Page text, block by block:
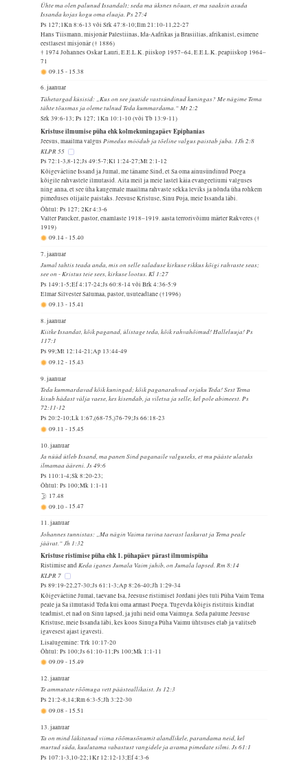
Ühte ma olen palunud Issandalt; seda ma üksnes nõuan, et ma saaksin asuda
Issanda kojas kogu oma eluaja. Ps 27:4
Ps 127;1Kn 8:6-13 või Srk 47:8-10;Ilm 21:10-11,22-27
Hans Tiismann, misjonär Palestiinas, Ida-Aafrikas ja Brasiilias, afrikanist, esimene
eestlasest misjonär († 1886)
† 1974 Johannes Oskar Lauri, E.E.L.K. piiskop 1957–64, E.E.L.K. peapiiskop 1964–
71
09.15- 15.38
6. jaanuar
Tähetargad küsisid: „Kus on see juutide vastsündinud kuningas? Me nägime Tema
tähte tõusmas ja oleme tulnud Teda kummardama.“ Mt 2:2
Srk 39:6-13; Ps 127; 1Kn 10:1-10 (või Tb 13:9-11)
Kristuse ilmumise püha ehk kolmekuningapäev Epiphanias
Jeesus, maailma valgus Pimedus möödub ja tõeline valgus paistab juba. 1Jh 2:8
KLPR 55
Ps 72:1-3,8-12;Js 49:5-7;Kl 1:24-27;Mt 2:1-12
Kõigeväeline Issand ja Jumal, me täname Sind, et Sa oma ainusündinud Poega
kõigile rahvastele ilmutasid. Aita meil ja meie lastel käia evangeeliumi valguses
ning anna, et see üha kaugemale maailma rahvaste sekka leviks ja nõnda üha rohkem
pimeduses olijaile paistaks. Jeesuse Kristuse, Sinu Poja, meie Issanda läbi.
Õhtul: Ps 127; 2Kr 4:3-6
Valter Paucker, pastor, enamlaste 1918–1919. aasta terrorivõimu märter Rakveres (†
1919)
09.14- 15.40
7. jaanuar
Jumal tahtis teada anda, mis on selle saladuse kirkuse rikkus kõigi rahvaste seas;
see on - Kristus teie sees, kirkuse lootus. Kl 1:27
Ps 149:1-5;Ef 4:17-24;Js 60:8-14 või Brk 4:36-5:9
Elmar Silvester Salumaa, pastor, usuteadlane (†1996)
09.13- 15.41
8. jaanuar
Kiitke Issandat, kõik paganad, ülistage teda, kõik rahvahõimud! Halleluuja! Ps
117:1
Ps 99;Mt 12:14-21;Ap 13:44-49
09.12- 15.43
9. jaanuar
Teda kummardavad kõik kuningad; kõik paganarahvad orjaku Teda! Sest Tema
kisub hädast välja vaese, kes kisendab, ja viletsa ja selle, kel pole abimeest. Ps
72:11-12
Ps 20:2-10;Lk 1:67,(68-75,)76-79;Js 66:18-23
09.11- 15.45
10. jaanuar
Ja nüüd ütleb Issand, ma panen Sind paganaile valguseks, et mu pääste ulatuks
ilmamaa ääreni. Js 49:6
Ps 110:1-4;Sk 8:20-23;
Õhtul: Ps 100;Mk 1:1-11
17.48
09.10- 15.47
11. jaanuar
Johannes tunnistas: „Ma nägin Vaimu tuvina taevast laskuvat ja Tema peale
jäävat.“ Jh 1:32
Kristuse ristimise püha ehk 1. pühapäev pärast ilmumispüha
Ristimise and Keda iganes Jumala Vaim juhib, on Jumala lapsed. Rm 8:14
KLPR 7
Ps 89:19-22,27-30;Js 61:1-3;Ap 8:26-40;Jh 1:29-34
Kõigeväeline Jumal, taevane Isa, Jeesuse ristimisel Jordani jões tuli Püha Vaim Tema
peale ja Sa ilmutasid Teda kui oma armast Poega. Tugevda kõigis ristituis kindlat
teadmist, et nad on Sinu lapsed, ja juhi neid oma Vaimuga. Seda palume Jeesuse
Kristuse, meie Issanda läbi, kes koos Sinuga Püha Vaimu ühtsuses elab ja valitseb
igavesest ajast igavesti.
Lisalugemine: Trk 10:17-20
Õhtul: Ps 100;Js 61:10-11;Ps 100;Mk 1:1-11
09.09- 15.49
12. jaanuar
Te ammutate rõõmuga vett päästeallikaist. Js 12:3
Ps 21:2-8,14;Rm 6:3-5;Jh 3:22-30
09.08- 15.51
13. jaanuar
Ta on mind läkitanud viima rõõmusõnumit alandlikele, parandama neid, kel
murtud süda, kuulutama vabastust vangidele ja avama pimedate silmi. Js 61:1
Ps 107:1-3,10-22;1Kr 12:12-13;Ef 4:3-6